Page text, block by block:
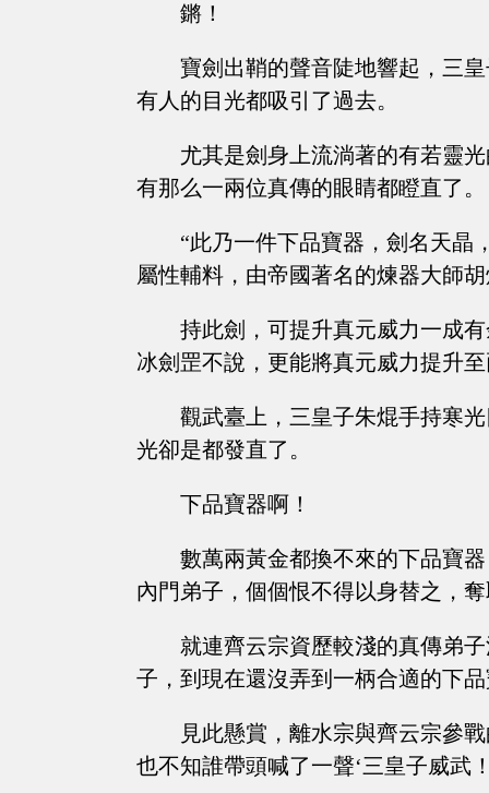
鏘！
寶劍出鞘的聲音陡地響起，三
有人的目光都吸引了過去。
尤其是劍身上流淌著的有若靈
有那么一兩位真傳的眼睛都瞪直了。
“此乃一件下品寶器，劍名天晶
屬性輔料，由帝國著名的煉器大師
持此劍，可提升真元威力一成
冰劍罡不說，更能將真元威力提升
觀武臺上，三皇子朱焜手持寒
光卻是都發直了。
下品寶器啊！
數萬兩黃金都換不來的下品寶
內門弟子，個個恨不得以身替之，
就連齊云宗資歷較淺的真傳弟
子，到現在還沒弄到一柄合適的下
見此懸賞，離水宗與齊云宗參
也不知誰帶頭喊了一聲‘三皇子威武